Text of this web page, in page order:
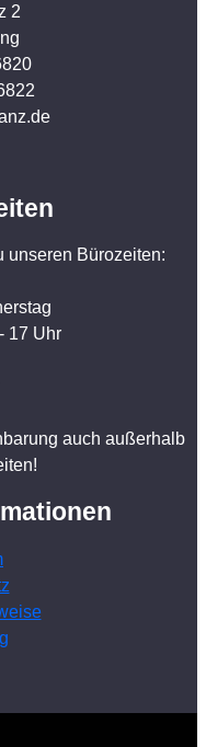
2
unseren Bürozeiten:
17 Uhr
auch außerhalb